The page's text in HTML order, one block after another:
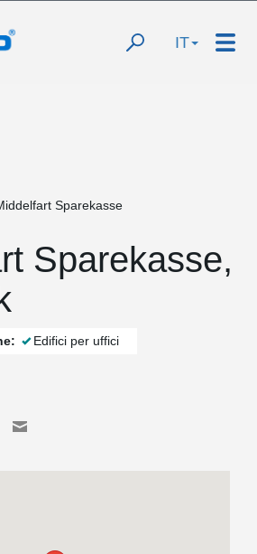
IT
Sparekasse
Sparekasse,
Edifici per uffici